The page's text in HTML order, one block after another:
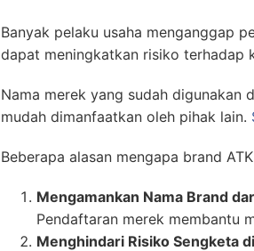
Banyak pelaku usaha menganggap
dapat meningkatkan risiko terhadap
Nama merek yang sudah digunakan
mudah dimanfaatkan oleh pihak lain.
Beberapa alasan mengapa brand
Mengamankan Nama Brand
Pendaftaran merek membantu
Menghindari Risiko Sengketa